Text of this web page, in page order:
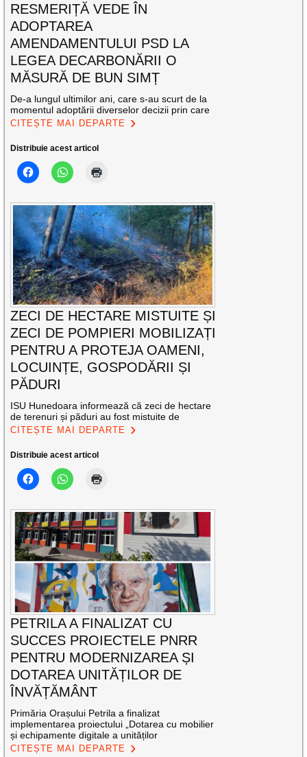
RESMERIȚĂ VEDE ÎN
ADOPTAREA
AMENDAMENTULUI PSD LA
LEGEA DECARBONĂRII O
MĂSURĂ DE BUN SIMȚ
De-a lungul ultimilor ani, care s-au scurt de la
momentul adoptării diverselor decizii prin care
CITEȘTE MAI DEPARTE
Distribuie acest articol
ZECI DE HECTARE MISTUITE ȘI
ZECI DE POMPIERI MOBILIZAȚI
PENTRU A PROTEJA OAMENI,
LOCUINȚE, GOSPODĂRII ȘI
PĂDURI
ISU Hunedoara informează că zeci de hectare
de terenuri și păduri au fost mistuite de
CITEȘTE MAI DEPARTE
Distribuie acest articol
PETRILA A FINALIZAT CU
SUCCES PROIECTELE PNRR
PENTRU MODERNIZAREA ȘI
DOTAREA UNITĂȚILOR DE
ÎNVĂȚĂMÂNT
Primăria Orașului Petrila a finalizat
implementarea proiectului „Dotarea cu mobilier
și echipamente digitale a unităților
CITEȘTE MAI DEPARTE